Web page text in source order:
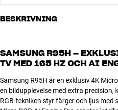
BESKRIVNING
SAMSUNG R95H –
TV MED 165 HZ OCH AI
Samsung R95H är en exklusiv 4K
en bildupplevelse med extra
RGB-tekniken styr färger och ljus med